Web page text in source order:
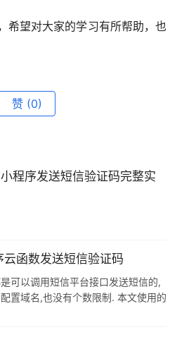
希望对大家的学习有所帮助，也
赞 (0)
程序发送短信验证码完整实
函数发送短信验证码
可以调用短信平台接口发送短信的,
置域名,也没有个数限制. 本文使用的